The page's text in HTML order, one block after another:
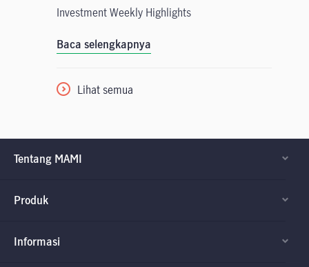
Investment Weekly Highlights
Baca selengkapnya
Lihat semua
Tentang MAMI
Produk
Informasi